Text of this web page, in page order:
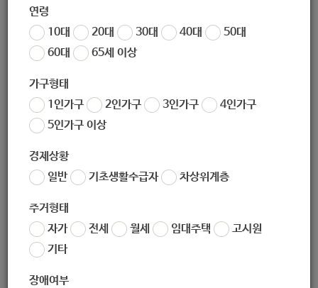
연령
10대
20대 30대 40대
50대
60대
65세 이상
가구형태
1인가구
2인가구 3인가구
4인가구
5인가구 이상
경제상황
일반
기초생활수급자 차상위계층
주거형태
자가
전세 월세 임대주택
고시원
기타
장애여부
[장애인 일자리 사업 : 장애인 일자리 지원]
[장애인등록 사업 : 장애인 지원]
애인 지원]
[발달장애인 주간활동서비스 : 장애인 일상생활 지원]
[청소년 발달장애학생 방과후 활동서비스 : 장애인 일상생
활 지원]
[노원장애인가족지원센터 운영 : 맞춤형지원사업, 역량강
화사업, 긴급돌봄지원사업, 미래설계지원사업, 친화환경조성
및 지원모델개발사업, 홍보사업 등]